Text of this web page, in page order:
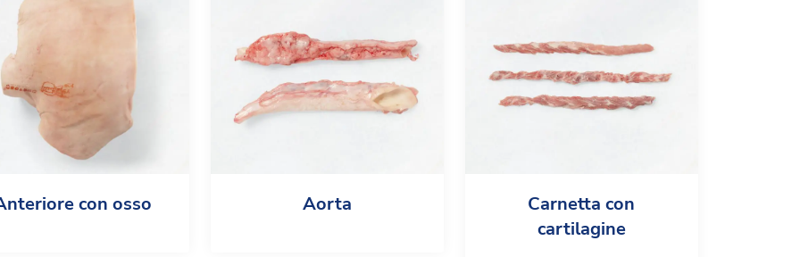
con osso Aorta
Carnetta con
cartilagine